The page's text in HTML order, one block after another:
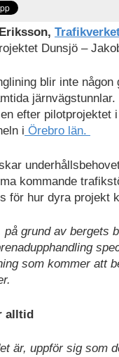
Dunsjö –
blir inte någon
efter pilotprojektet i
i Örebro län.
kommande
för hur dyra projekt
på grund av bergets
som kommer att
alltid
är, uppför sig som